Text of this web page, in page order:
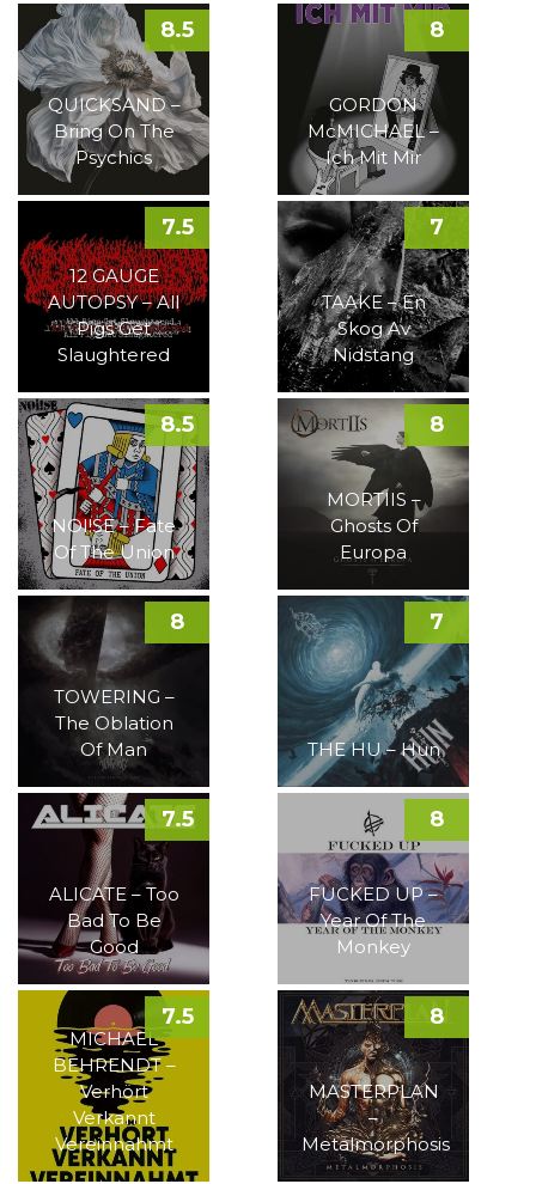
QUICKSAND –
Bring On The
Psychics
8.5
GORDON
McMICHAEL –
Ich Mit Mir
8
12 GAUGE
AUTOPSY – All
Pigs Get
Slaughtered
7.5
TAAKE – En
Skog Av
Nidstang
7
NOI!SE – Fate
Of The Union
8.5
MORTIIS –
Ghosts Of
Europa
8
TOWERING –
The Oblation
Of Man
8
THE HU – Hun
7
ALICATE – Too
Bad To Be
Good
7.5
FUCKED UP –
Year Of The
Monkey
8
MICHAEL
BEHRENDT –
Verhört
Verkannt
Vereinnahmt
7.5
MASTERPLAN
–
Metalmorphosis
8